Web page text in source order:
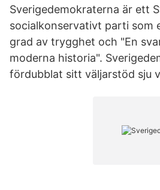
Sverigedemokraterna är ett
socialkonservativt parti som
grad av trygghet och "En
moderna historia".
fördubblat sitt väljarstöd sju